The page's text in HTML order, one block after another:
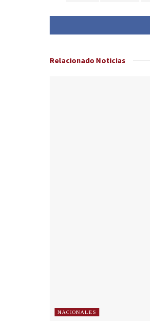
Relacionado Noticias
NACIONALES